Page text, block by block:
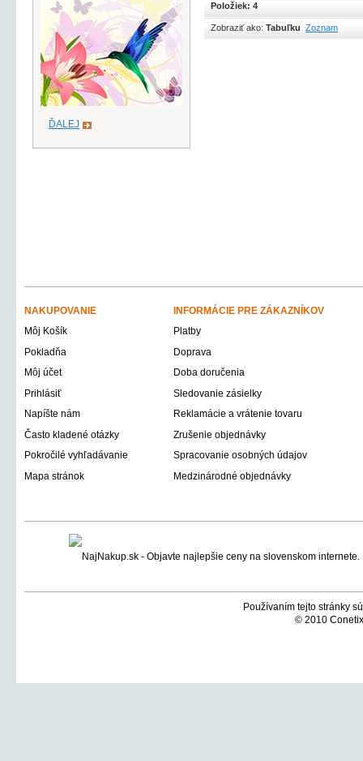
Položiek: 4
Zobraziť ako: Tabuľku Zoznam
ĎALEJ
NAKUPOVANIE
INFORMÁCIE PRE ZÁKAZNÍKOV
Môj Košík
Platby
Pokladňa
Doprava
Môj účet
Doba doručenia
Prihlásiť
Sledovanie zásielky
Napíšte nám
Reklamácie a vrátenie tovaru
Často kladené otázky
Zrušenie objednávky
Pokročilé vyhľadávanie
Spracovanie osobných údajov
Mapa stránok
Medzinárodné objednávky
Používaním tejto stránky
© 2010